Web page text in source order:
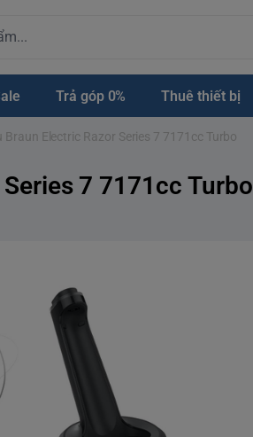
Trả góp 0% Thuê thiết bị
Braun Electric Razor Series 7 7171cc Turbo
7 7171cc Turbo